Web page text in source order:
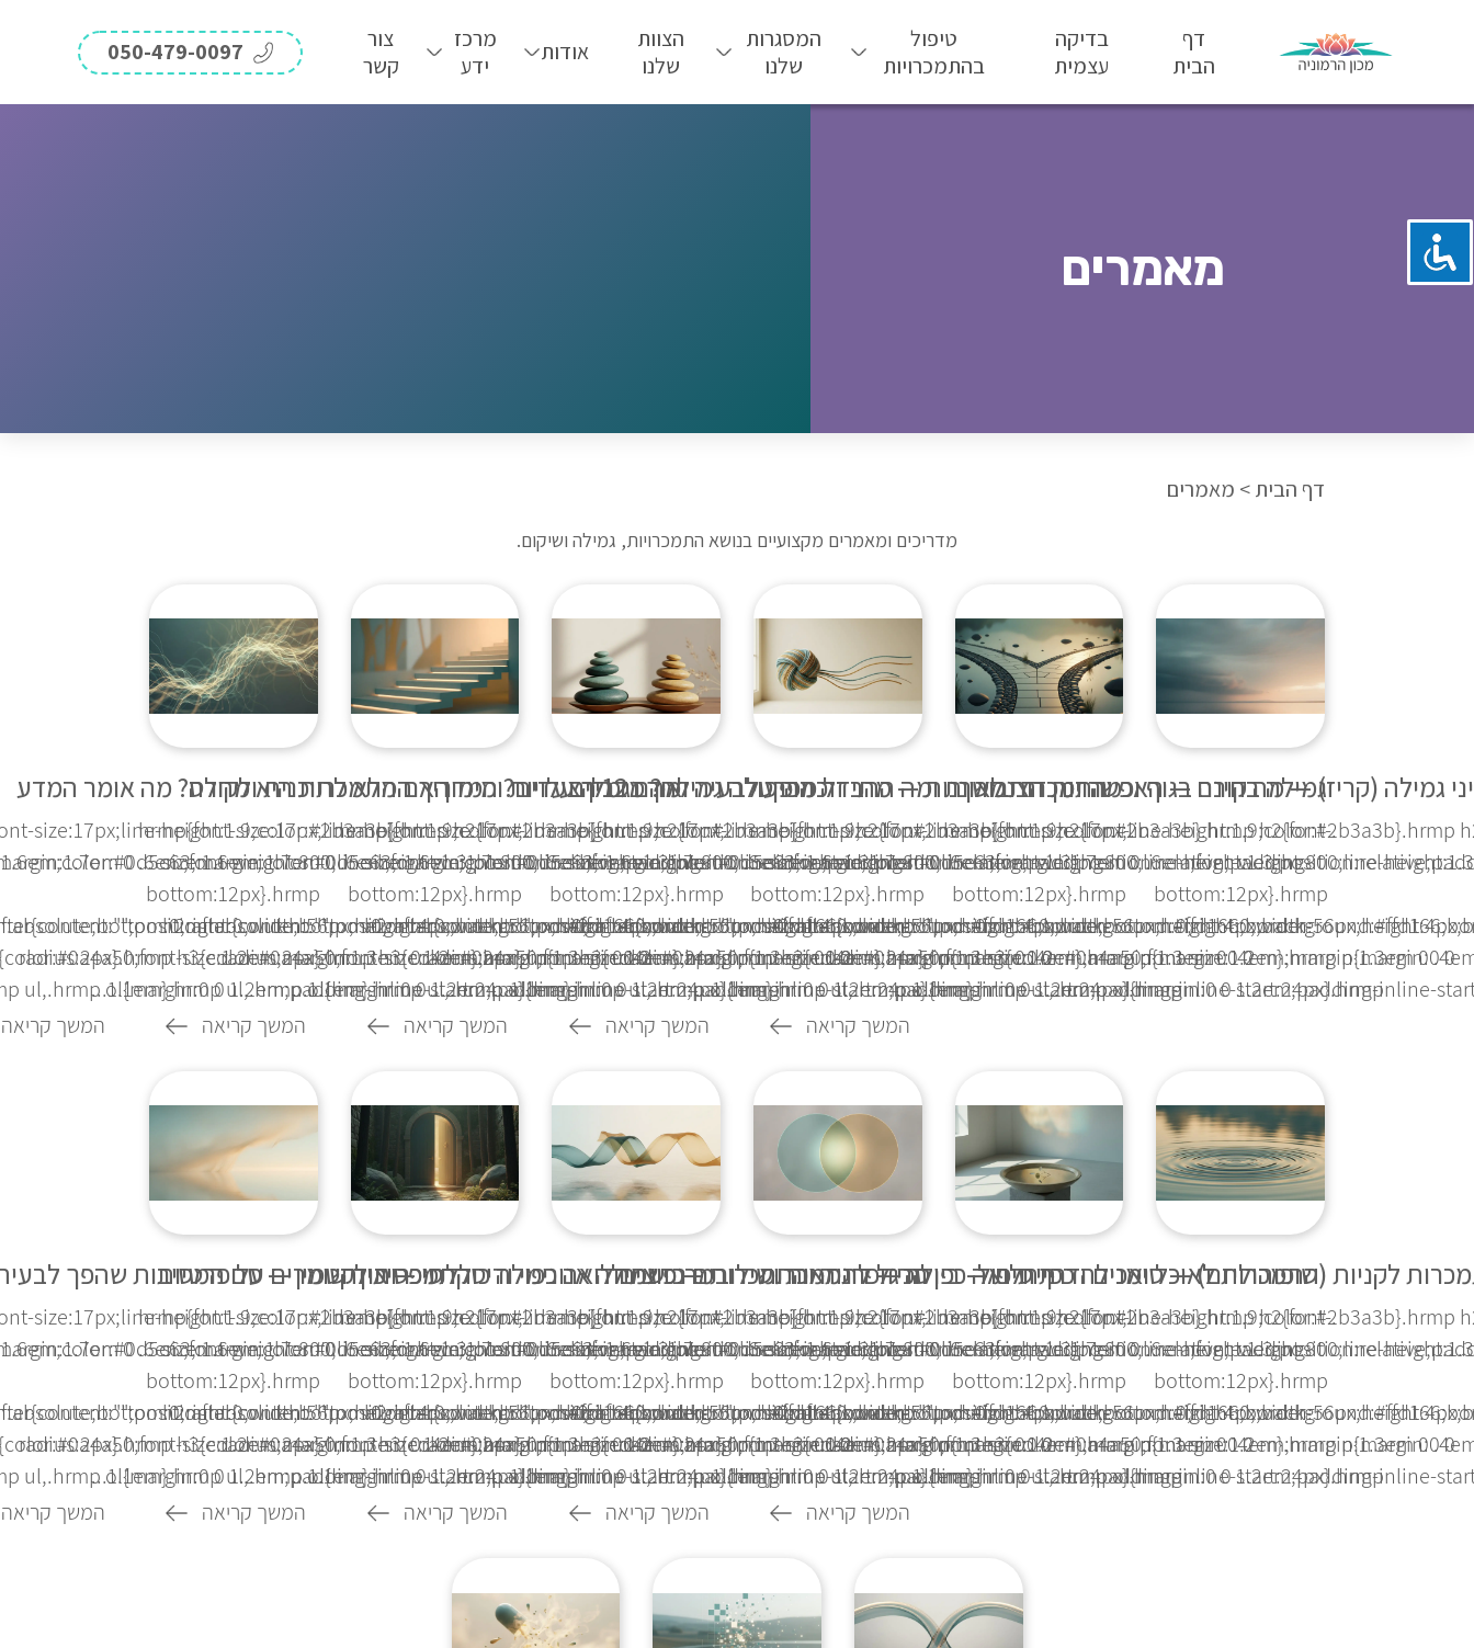
דף
הבית
בדיקה
עצמית
טיפול
בהתמכרויות
המסגרות
שלנו
הצוות
שלנו
אודות
מרכז
ידע
צור
קשר
050-479-0097
מאמרים
דף הבית> מאמרים
מדריכים ומאמרים מקצועיים בנושא התמכרויות, גמילה ושיקום.
גמילה (קריז) — מה קורה בגוף וכמה זמן זה נמשך
.hrmp{font-size:17px;line-height:1.9;color:#2b3a3b}.hrmp
size:1.6em;color:#0d5c63;margin:1.7em 0 .6em;font-weight:800;line-
bottom:12px}.hrmp
radius:2px}.hrmp h3{color:#0a4a50;font-size:1.2em;margin:1.3em 0
1.1em}.hrmp ul,.hrmp ol{margin:0 0 1.2em;padding-inline-
המשך קריאה
גמילה בחינם — האפשרויות הציבוריות ומה ההבדל מפרטי
.hrmp{font-size:17px;line-height:1.9;color:#2b3a3b}.hrmp h2{font-
size:1.6em;color:#0d5c63;margin:1.7em 0 .6em;font-weight:800;line-
bottom:12px}.hrmp
radius:2px}.hrmp h3{color:#0a4a50;font-size:1.2em;margin:1.3em 0 .4em}.hrmp p{margin:0 0
1.1em}.hrmp ul,.hrmp ol{margin:0 0 1.2em;padding-inline-start:24px}.hrmp...
המשך קריאה
התמכרות לאוננות — מתי זה הופך לבעיה ואיך נגמלים
.hrmp{font-size:17px;line-height:1.9;color:#2b3a3b}.hrmp h2{font-
size:1.6em;color:#0d5c63;margin:1.7em 0 .6em;font-weight:800;line-height:1.3;position:relative;padding-
bottom:12px}.hrmp
h2:after{content:"";position:absolute;bottom:0;right:0;width:56px;height:4px;background:#ffd166;border-
radius:2px}.hrmp h3{color:#0a4a50;font-size:1.2em;margin:1.3em 0 .4em}.hrmp p{margin:0 0
1.1em}.hrmp ul,.hrmp ol{margin:0 0 1.2em;padding-inline-start:24px}.hrmp...
המשך קריאה
כמה עולה גמילה? מדריך עלויות ומימון
.hrmp{font-size:17px;line-height:1.9;color:#2b3a3b}.hrmp h2{font-
size:1.6em;color:#0d5c63;margin:1.7em 0 .6em;font-weight:800;line-height:1.3;position:relative;padding-
bottom:12px}.hrmp
h2:after{content:"";position:absolute;bottom:0;right:0;width:56px;height:4px;background:#ffd166;border-
radius:2px}.hrmp h3{color:#0a4a50;font-size:1.2em;margin:1.3em 0 .4em}.hrmp p{margin:0 0
1.1em}.hrmp ul,.hrmp ol{margin:0 0 1.2em;padding-inline-start:24px}.hrmp...
המשך קריאה
מהם 12 הצעדים? המדריך המלא לתוכנית ולקורס
.hrmp{font-size:17px;line-height:1.9;color:#2b3a3b}.hrmp h2{font-
0 .6em;font-weight:800;line-height:1.3;position:relative;padding-
bottom:12px}.hrmp
radius:2px}.hrmp h3{color:#0a4a50;font-size:1.2em;margin:1.3em 0 .4em}.hrmp p{margin:0 0
1.1em}.hrmp ul,.hrmp ol{margin:0 0 1.2em;padding-inline-start:24px}.hrmp...
המשך קריאה
האם התמכרות היא מחלה? מה אומר המדע
size:17px;line-height:1.9;color:#2b3a3b}.hrmp h2{font-
0 .6em;font-weight:800;line-height:1.3;position:relative;padding-
bottom:12px}.hrmp
size:1.2em;margin:1.3em 0 .4em}.hrmp p{margin:0 0
ul,.hrmp ol{margin:0 0 1.2em;padding-inline-start:24px}.hrmp...
לקניות (שופוהוליזם) — סימנים ודרך טיפול
.hrmp{font-size:17px;line-height:1.9;color:#2b3a3b}.hrmp
size:1.6em;color:#0d5c63;margin:1.7em 0 .6em;font-weight:800;line-
bottom:12px}.hrmp
radius:2px}.hrmp h3{color:#0a4a50;font-size:1.2em;margin:1.3em 0
1.1em}.hrmp ul,.hrmp ol{margin:0 0 1.2em;padding-inline-
המשך קריאה
התמכרות לאוכל ואכילה כפייתית — בין הרגל להתמכרות
.hrmp{font-size:17px;line-height:1.9;color:#2b3a3b}.hrmp h2{font-
size:1.6em;color:#0d5c63;margin:1.7em 0 .6em;font-weight:800;line-
bottom:12px}.hrmp
radius:2px}.hrmp h3{color:#0a4a50;font-size:1.2em;margin:1.3em 0 .4em}.hrmp p{margin:0 0
1.1em}.hrmp ul,.hrmp ol{margin:0 0 1.2em;padding-inline-start:24px}.hrmp...
המשך קריאה
תחלואה כפולה — דוגמאות ושילובים נפוצים
.hrmp{font-size:17px;line-height:1.9;color:#2b3a3b}.hrmp h2{font-
size:1.6em;color:#0d5c63;margin:1.7em 0 .6em;font-weight:800;line-height:1.3;position:relative;padding-
bottom:12px}.hrmp
h2:after{content:"";position:absolute;bottom:0;right:0;width:56px;height:4px;background:#ffd166;border-
radius:2px}.hrmp h3{color:#0a4a50;font-size:1.2em;margin:1.3em 0 .4em}.hrmp p{margin:0 0
1.1em}.hrmp ul,.hrmp ol{margin:0 0 1.2em;padding-inline-start:24px}.hrmp...
המשך קריאה
סכיזופרניה והתמכרות — כשתחלואה כפולה כוללת פסיכוזה
.hrmp{font-size:17px;line-height:1.9;color:#2b3a3b}.hrmp h2{font-
size:1.6em;color:#0d5c63;margin:1.7em 0 .6em;font-weight:800;line-height:1.3;position:relative;padding-
bottom:12px}.hrmp
h2:after{content:"";position:absolute;bottom:0;right:0;width:56px;height:4px;background:#ffd166;border-
radius:2px}.hrmp h3{color:#0a4a50;font-size:1.2em;margin:1.3em 0 .4em}.hrmp p{margin:0 0
1.1em}.hrmp ul,.hrmp ol{margin:0 0 1.2em;padding-inline-start:24px}.hrmp...
המשך קריאה
מרכז גמילה אנונימי ודיסקרטי — איך שומרים על פרטיות
.hrmp{font-size:17px;line-height:1.9;color:#2b3a3b}.hrmp h2{font-
0 .6em;font-weight:800;line-height:1.3;position:relative;padding-
bottom:12px}.hrmp
radius:2px}.hrmp h3{color:#0a4a50;font-size:1.2em;margin:1.3em 0 .4em}.hrmp p{margin:0 0
1.1em}.hrmp ul,.hrmp ol{margin:0 0 1.2em;padding-inline-start:24px}.hrmp...
המשך קריאה
התמכרות לקטמין — סם המסיבות שהפך
size:17px;line-height:1.9;color:#2b3a3b}.hrmp h2{font-
0 .6em;font-weight:800;line-height:1.3;position:relative;padding-
bottom:12px}.hrmp
size:1.2em;margin:1.3em 0 .4em}.hrmp p{margin:0 0
ul,.hrmp ol{margin:0 0 1.2em;padding-inline-start:24px}.hrmp...